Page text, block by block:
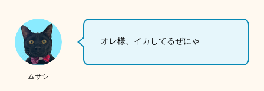
ムサシ
オレ様、イカしてるぜにゃ